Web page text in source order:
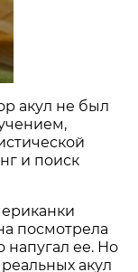
акул не был
и поиск
посмотрела
напугал ее. Но
акул